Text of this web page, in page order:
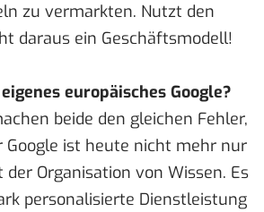
zu vermarkten. Nutzt den
daraus ein Geschäftsmodell!
europäisches Google?
beide den gleichen Fehler,
Google ist heute nicht mehr nur
Organisation von Wissen. Es
personalisierte Dienstleistung